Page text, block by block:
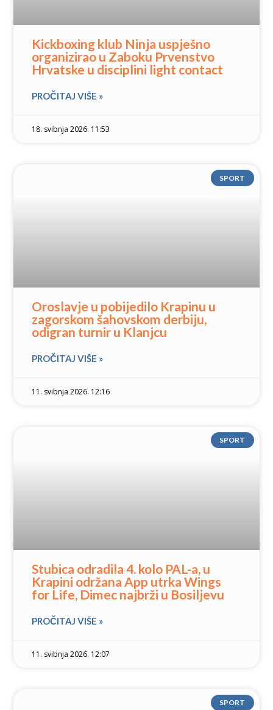
Kickboxing klub Ninja uspješno
organizirao u Zaboku Prvenstvo
Hrvatske u disciplini light contact
PROČITAJ VIŠE »
18. svibnja 2026. 11:53
SPORT
Oroslavje u pobijedilo Krapinu u
zagorskom šahovskom derbiju,
odigran turnir u Klanjcu
PROČITAJ VIŠE »
11. svibnja 2026. 12:16
SPORT
Stubica odradila 4. kolo PAL-a, u
Krapini održana App utrka Wings
for Life, Dimec najbrži u Bosiljevu
PROČITAJ VIŠE »
11. svibnja 2026. 12:07
SPORT